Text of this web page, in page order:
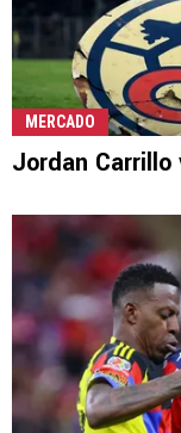
MERCADO
Jordan